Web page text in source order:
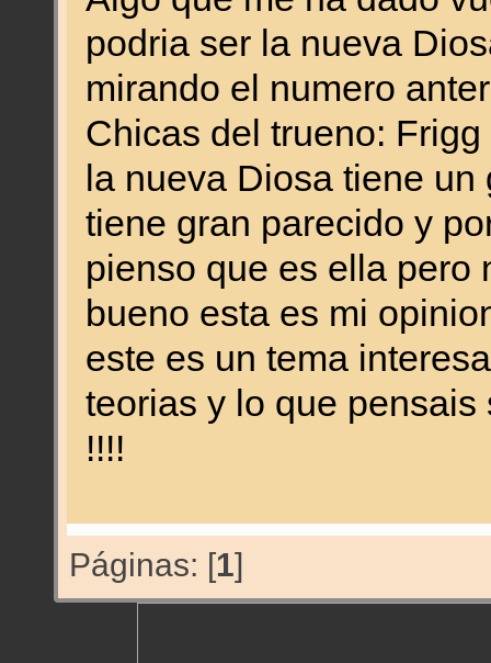
podria ser la nueva
mirando el numero
Chicas del trueno:
la nueva Diosa tiene
tiene gran parecido y
pienso que es ella pero
bueno esta es mi
este es un tema
teorias y lo que
!!!!
Páginas: [1]